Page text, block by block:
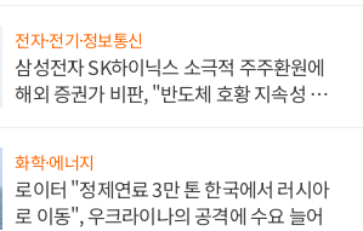
전자·전기·정보통신
삼성전자 SK하이닉스 소극적 주주환원에
해외 증권가 비판, "반도체 호황 지속성 의
화학·에너지
로이터 "정제연료 3만 톤 한국에서 러시아
로 이동", 우크라이나의 공격에 수요 늘어